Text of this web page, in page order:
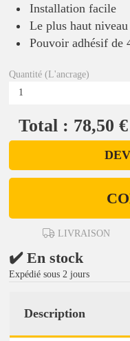
Installation facile
Le plus haut
Pouvoir adhésif de
Quantité (L'ancrage)
Total : 78,50 €
LIVRAISON
✔️ En stock
Expédié sous 2 jours
Description